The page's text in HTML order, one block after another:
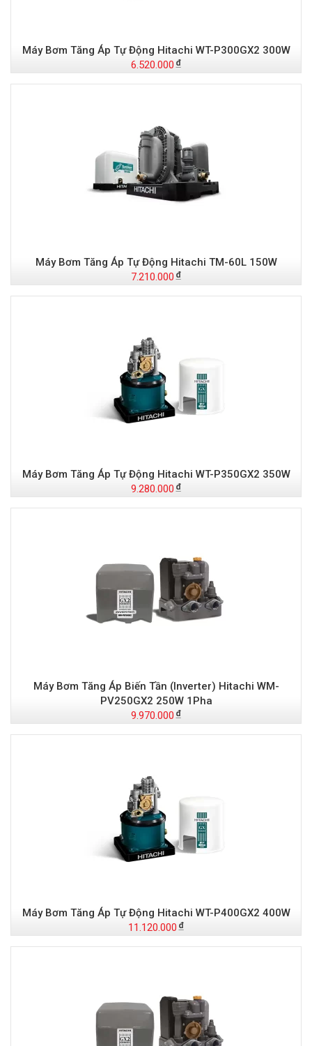
Máy Bơm Tăng Áp Tự Động Hitachi WT-P300GX2 300W
6.520.000
Máy Bơm Tăng Áp Tự Động Hitachi TM-60L 150W
7.210.000
Máy Bơm Tăng Áp Tự Động Hitachi WT-P350GX2 350W
9.280.000
Máy Bơm Tăng Áp Biến Tần (Inverter) Hitachi WM-
PV250GX2 250W 1Pha
9.970.000
Máy Bơm Tăng Áp Tự Động Hitachi WT-P400GX2 400W
11.120.000